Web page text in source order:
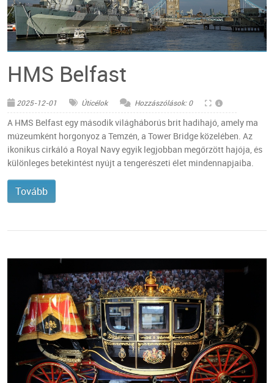
HMS Belfast
2025-12-01 Úticélok Hozzászólások: 0
A HMS Belfast egy második világháborús brit hadihajó, amely ma
múzeumként horgonyoz a Temzén, a Tower Bridge közelében. Az
ikonikus cirkáló a Royal Navy egyik legjobban megőrzött hajója, és
különleges betekintést nyújt a tengerészeti élet mindennapjaiba.
Tovább